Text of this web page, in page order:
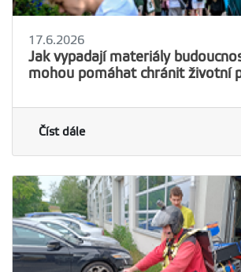
17.6.2026
Jak vypadají materiály
mohou pomáhat chránit životní
Číst dále